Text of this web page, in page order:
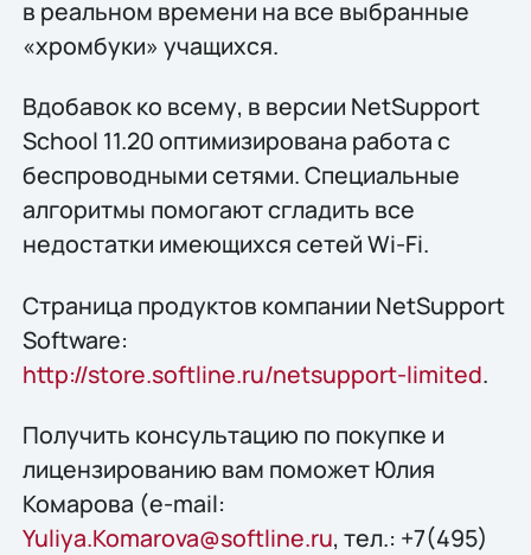
в реальном времени на все выбранные
«хромбуки» учащихся.
Вдобавок ко всему, в версии NetSupport
School 11.20 оптимизирована работа с
беспроводными сетями. Специальные
алгоритмы помогают сгладить все
недостатки имеющихся сетей Wi-Fi.
Страница продуктов компании NetSupport
Software:
http://store.softline.ru/netsupport-limited.
Получить консультацию по покупке и
лицензированию вам поможет Юлия
Комарова (e-mail:
Yuliya.Komarova@softline.ru, тел.: +7(495)